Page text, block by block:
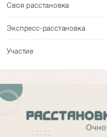
Своя расстановка
Экспресс-расстановка
Участие